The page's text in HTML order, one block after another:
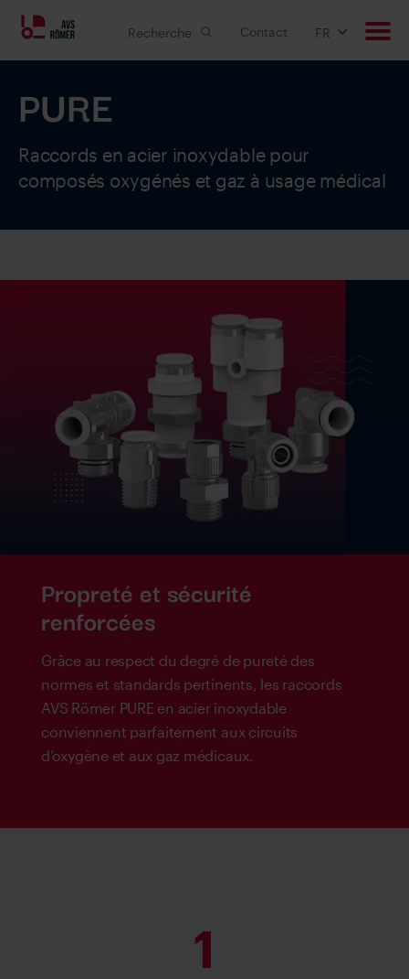
Recherche Contact FR
Solutions personnalisée
PURE
Raccords en acier inoxydable pour
composés oxygénés et gaz à usage médical
Propreté et sécurité
renforcées
Grâce au respect du degré de pureté des
normes et standards pertinents, les raccords
AVS Römer PURE en acier inoxydable
conviennent parfaitement aux circuits
d’oxygène et aux gaz médicaux.
1